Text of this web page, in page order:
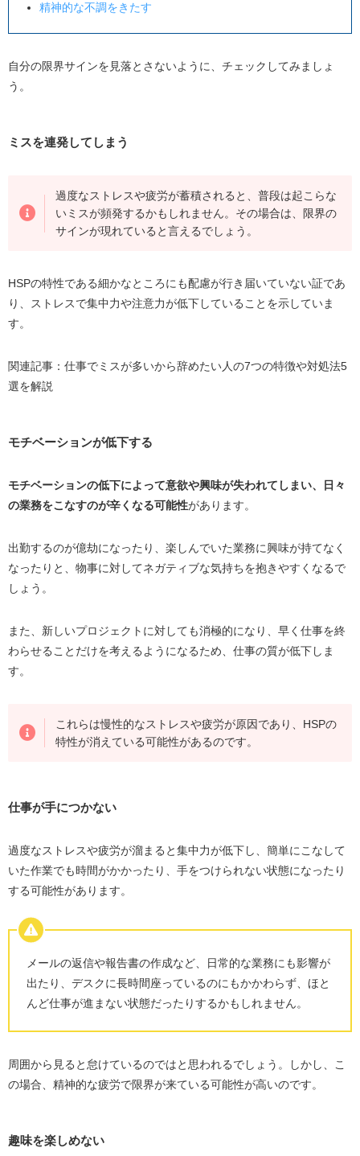
精神的な不調をきたす
自分の限界サインを見落とさないように、チェックしてみましょ
う。
ミスを連発してしまう
過度なストレスや疲労が蓄積されると、普段は起こらな
いミスが頻発するかもしれません。その場合は、限界の
サインが現れていると言えるでしょう。
HSPの特性である細かなところにも配慮が行き届いていない証であ
り、ストレスで集中力や注意力が低下していることを示していま
す。
関連記事： 仕事でミスが多いから辞めたい人の7つの特徴や対処法5
選を解説
モチベーションが低下する
モチベーションの低下によって意欲や興味が失われてしまい、日々
の業務をこなすのが辛くなる可能性があります。
出勤するのが億劫になったり、楽しんでいた業務に興味が持てなく
なったりと、物事に対してネガティブな気持ちを抱きやすくなるで
しょう。
また、新しいプロジェクトに対しても消極的になり、早く仕事を終
わらせることだけを考えるようになるため、仕事の質が低下しま
す。
これらは慢性的なストレスや疲労が原因であり、HSPの
特性が消えている可能性があるのです。
仕事が手につかない
過度なストレスや疲労が溜まると集中力が低下し、簡単にこなして
いた作業でも時間がかかったり、手をつけられない状態になったり
する可能性があります。
メールの返信や報告書の作成など、日常的な業務にも影響が
出たり、デスクに長時間座っているのにもかかわらず、ほと
んど仕事が進まない状態だったりするかもしれません。
周囲から見ると怠けているのではと思われるでしょう。しかし、こ
の場合、精神的な疲労で限界が来ている可能性が高いのです。
趣味を楽しめない